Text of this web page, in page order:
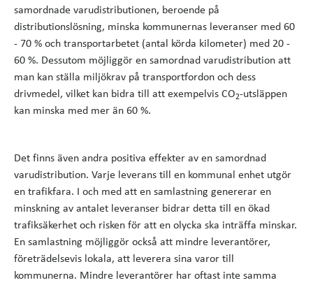
samordnade varudistributionen, beroende på
distributionslösning, minska kommunernas leveranser med 60
- 70 % och transportarbetet (antal körda kilometer) med 20 -
60 %. Dessutom möjliggör en samordnad varudistribution att
man kan ställa miljökrav på transportfordon och dess
drivmedel, vilket kan bidra till att exempelvis CO2-utsläppen
kan minska med mer än 60 %.
Det finns även andra positiva effekter av en samordnad
varudistribution. Varje leverans till en kommunal enhet utgör
en trafikfara. I och med att en samlastning genererar en
minskning av antalet leveranser bidrar detta till en ökad
trafiksäkerhet och risken för att en olycka ska inträffa minskar.
En samlastning möjliggör också att mindre leverantörer,
företrädelsevis lokala, att leverera sina varor till
kommunerna. Mindre leverantörer har oftast inte samma